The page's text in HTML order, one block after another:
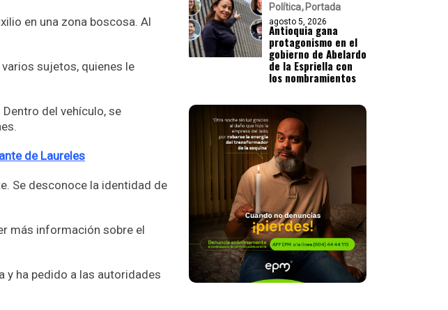
en una zona boscosa. Al
sujetos, quienes le
del vehículo, se
de Laureles
Se desconoce la identidad de
más información sobre el
y ha pedido a las autoridades
Política Portada
agosto 5, 2026
Antioquia gana
protagonismo en el
gobierno de Abelardo
de la Espriella con
los nombramientos